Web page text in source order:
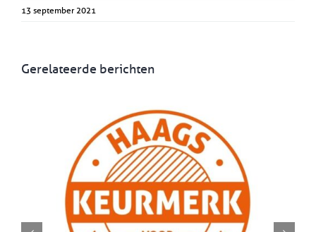
13 september 2021
Gerelateerde berichten